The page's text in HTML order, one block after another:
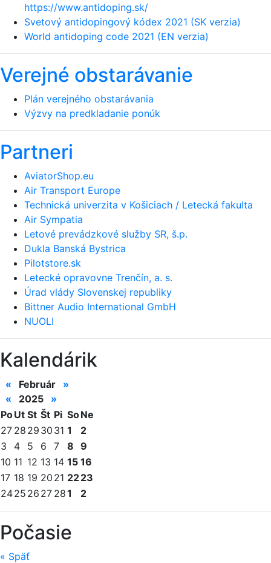
https://www.antidoping.sk/
Svetový antidopingový kódex 2021 (SK verzia)
World antidoping code 2021 (EN verzia)
Verejné obstarávanie
Plán verejného obstarávania
Výzvy na predkladanie ponúk
Partneri
AviatorShop.eu
Air Transport Europe
Technická univerzita v Košiciach / Letecká fakulta
Air Sympatia
Letové prevádzkové služby SR, š.p.
Dukla Banská Bystrica
Pilotstore.sk
Letecké opravovne Trenčín, a. s.
Úrad vlády Slovenskej republiky
Bittner Audio International GmbH
NUOLI
Kalendárik
« Február
»
«
2025
»
PoUt St Št Pi SoNe
27 28 29 30 31 1
2
3
4 5 6 7 8 9
10 11 12 13 14 15 16
17 18 19 20 21 2223
2425 26 27 281 2
Počasie
« Späť